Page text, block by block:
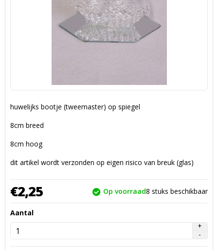
huwelijks bootje (tweemaster) op spiegel
8cm breed
8cm hoog
dit artikel wordt verzonden op eigen risico van breuk (glas)
€2,25 Op voorraad8 stuks beschikbaar
Aantal